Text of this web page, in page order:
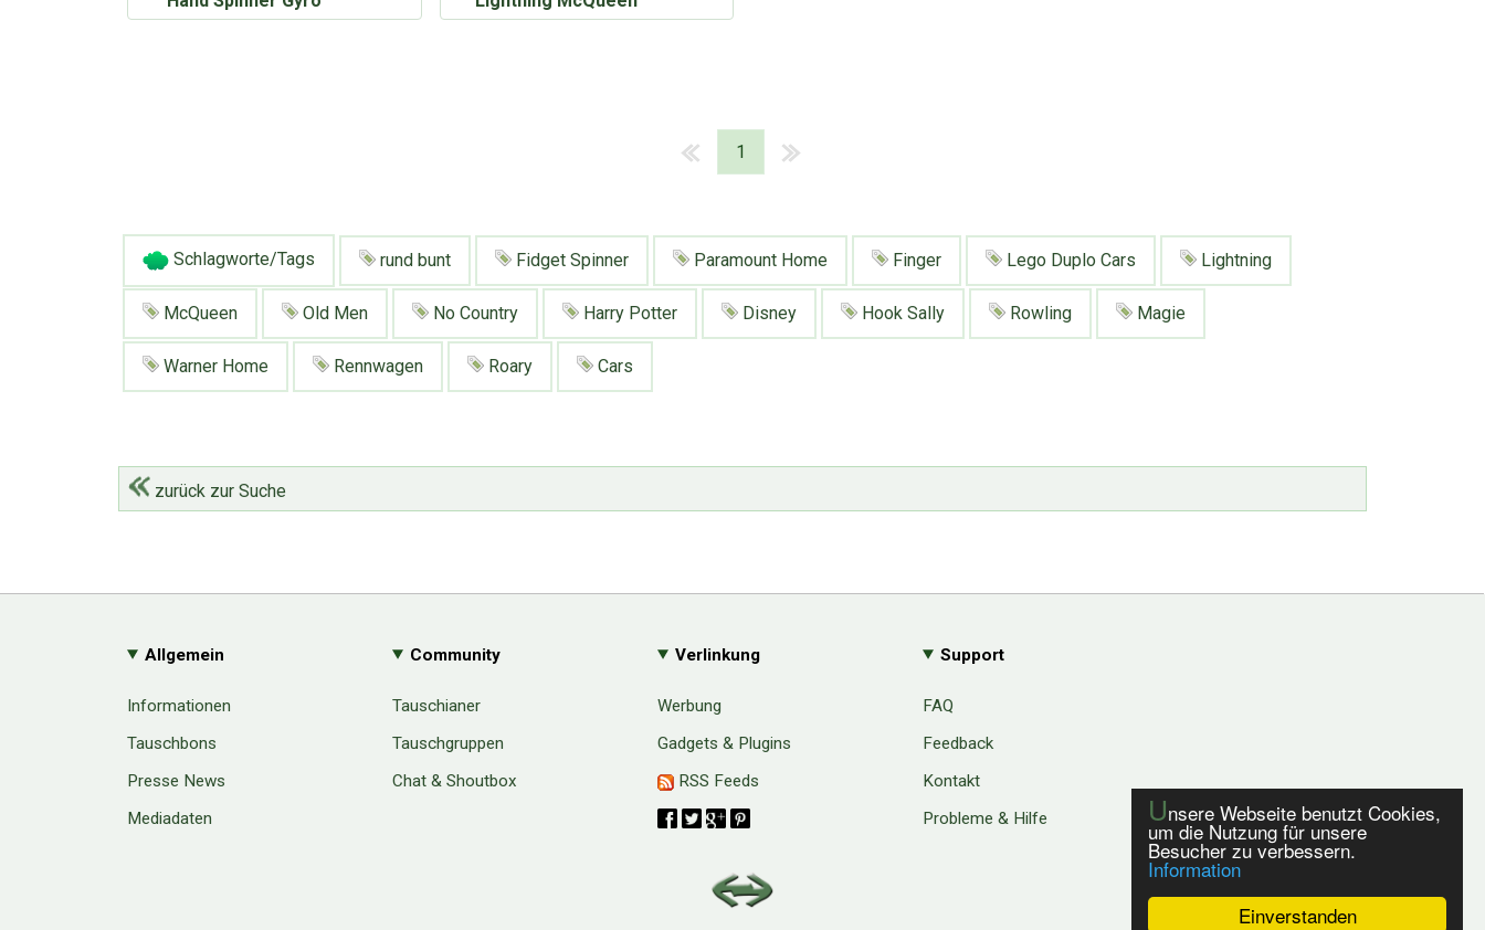
Einverstanden
Unsere Webseite benutzt Cookies,
um die Nutzung für unsere
Besucher zu verbessern.
Information
1
Schlagworte/Tags rund bunt Fidget Spinner Paramount Home Finger Lego Duplo Cars Lightning
McQueen Old Men No Country Harry Potter Disney Hook Sally Rowling Magie
Warner Home Rennwagen Roary Cars
zurück zur Suche
Allgemein
Informationen
Tauschbons
Presse News
Mediadaten
Community
Tauschianer
Tauschgruppen
Chat & Shoutbox
Verlinkung
Werbung
Gadgets & Plugins
RSS Feeds
Support
FAQ
Feedback
Kontakt
Probleme & Hilfe